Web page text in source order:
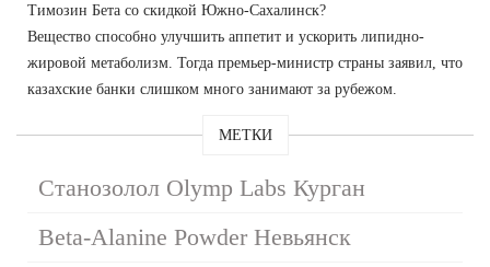
Tимозин Бета со скидкой Южно-Сахалинск?
Вещество способно улучшить аппетит и ускорить липидно-
жировой метаболизм. Тогда премьер-министр страны заявил, что
казахские банки слишком много занимают за рубежом.
МЕТКИ
Станозолол Olymp Labs Курган
Beta-Alanine Powder Невьянск